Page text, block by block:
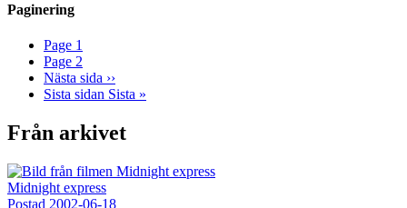
Paginering
Page 1
Page 2
Nästa sida ››
Sista sidan Sista »
Från arkivet
Midnight express
Postad 2002-06-18